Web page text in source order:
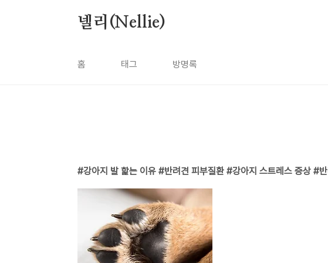
넬리(Nellie)
홈 태그 방명록
강아지 발 핥는 이유 #반려견 피부질환 #강아지 스트레스 증상 #